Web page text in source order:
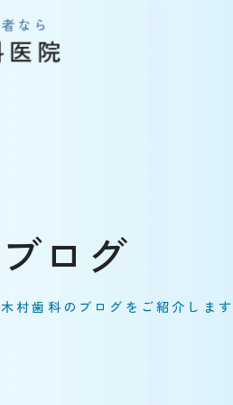
ブログ
木村歯科のブログをご紹介します